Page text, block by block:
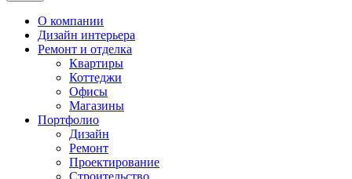
О компании
Дизайн интерьера
Ремонт и отделка
Квартиры
Коттеджи
Офисы
Магазины
Портфолио
Дизайн
Ремонт
Проектирование
Строительство